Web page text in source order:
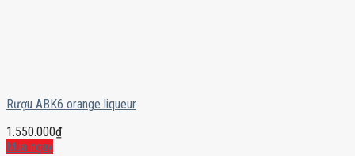
Rượu ABK6 orange liqueur
1.550.000₫
Mua ngay